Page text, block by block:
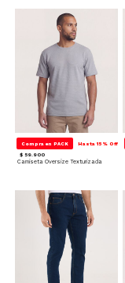
Compra en PACK Hasta 15% Off
$ 59.900
Camiseta Oversize Texturizada